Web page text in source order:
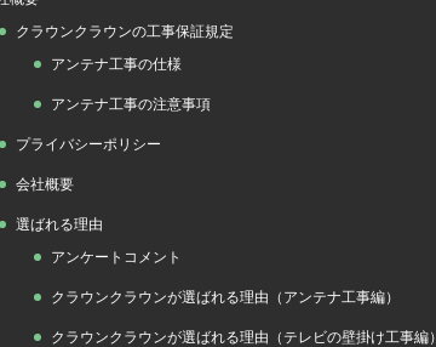
クラウンクラウンの工事保証規定
アンテナ工事の仕様
アンテナ工事の注意事項
プライバシーポリシー
会社概要
選ばれる理由
アンケートコメント
クラウンクラウンが選ばれる理由（アンテナ工事編）
クラウンクラウンが選ばれる理由（テレビの壁掛け工事編）